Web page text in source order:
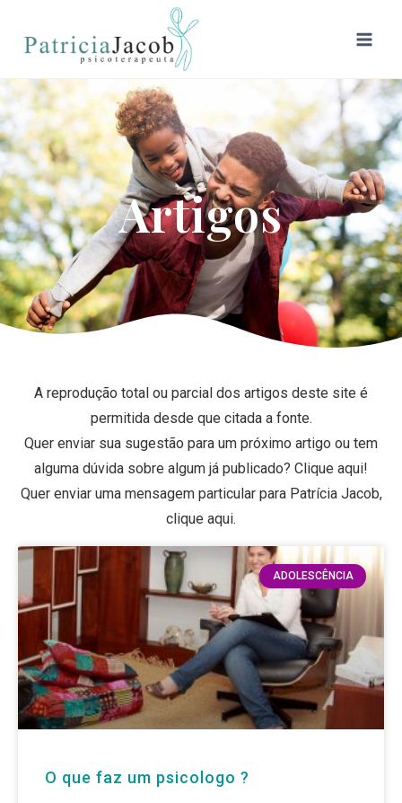
Artigos
A reprodução total ou parcial dos artigos deste site é
permitida desde que citada a fonte.
Quer enviar sua sugestão para um próximo artigo ou tem
alguma dúvida sobre algum já publicado? Clique aqui!
Quer enviar uma mensagem particular para Patrícia Jacob,
clique aqui.
ADOLESCÊNCIA
O que faz um psicologo ?